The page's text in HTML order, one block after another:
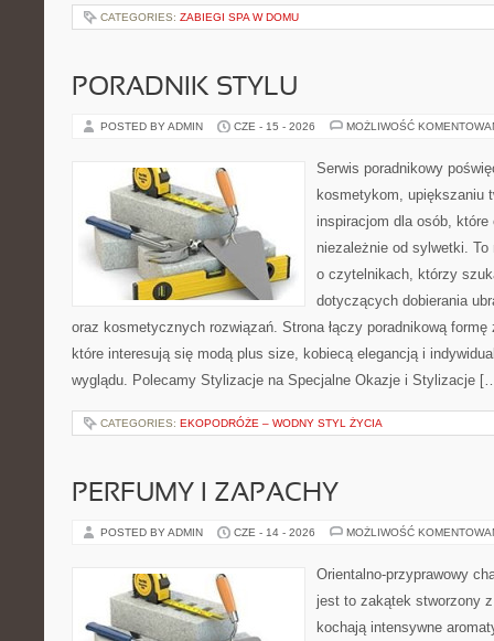
CATEGORIES: ZABIEGI SPA W DOMU
PORADNIK STYLU
POSTED BY ADMIN CZE - 15 - 2026 MOŻLIWOŚĆ
Serwis poradnikowy
kosmetykom, upiększaniu
inspiracjom dla osób,
niezależnie od sylwetki.
o czytelnikach, którzy
dotyczących dobierania
oraz kosmetycznych rozwiązań. Strona łączy poradnikową
które interesują się modą plus size, kobiecą elegancją i
wyglądu. Polecamy Stylizacje na Specjalne Okazje i Stylizacje
CATEGORIES: EKOPODRÓŻE – WODNY STYL ŻYCIA
PERFUMY I ZAPACHY
POSTED BY ADMIN CZE - 14 - 2026 MOŻLIWOŚĆ
Orientalno-przyprawowy
jest to zakątek stworzony
kochają intensywne